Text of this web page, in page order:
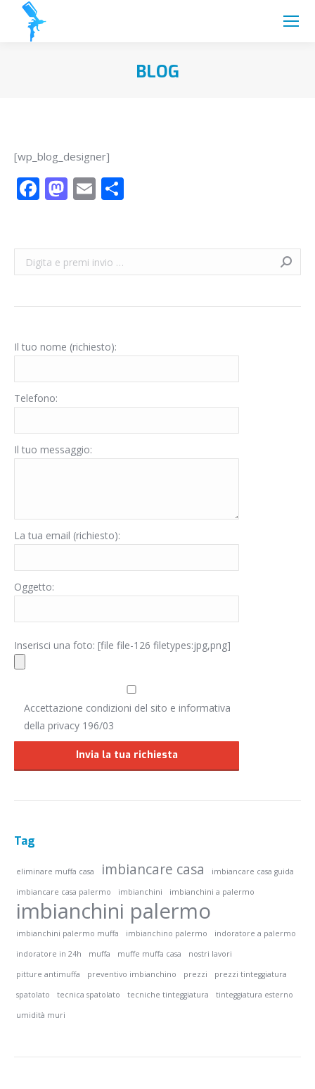
BLOG
[wp_blog_designer]
Facebook
Mastodon
Email
Search:
Il tuo nome (richiesto):
Telefono:
Il tuo messaggio:
La tua email (richiesto):
Oggetto:
Inserisci una foto: [file file-126 filetypes:jpg,png]
Accettazione condizioni del sito e informativa
della privacy 196/03
Tag
eliminare muffa casa imbiancare casa imbiancare casa guida
imbiancare casa palermo imbianchini imbianchini a palermo
imbianchini palermo
imbianchini palermo muffa imbianchino palermo indoratore a palermo
indoratore in 24h muffa muffe muffa casa nostri lavori
pitture antimuffa preventivo imbianchino prezzi prezzi tinteggiatura
spatolato tecnica spatolato tecniche tinteggiatura tinteggiatura esterno
umidità muri